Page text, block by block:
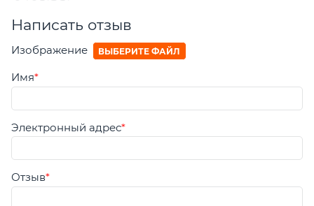
Написать отзыв
Изображение ВЫБЕРИТЕ ФАЙЛ
Имя
Электронный адрес
Отзыв